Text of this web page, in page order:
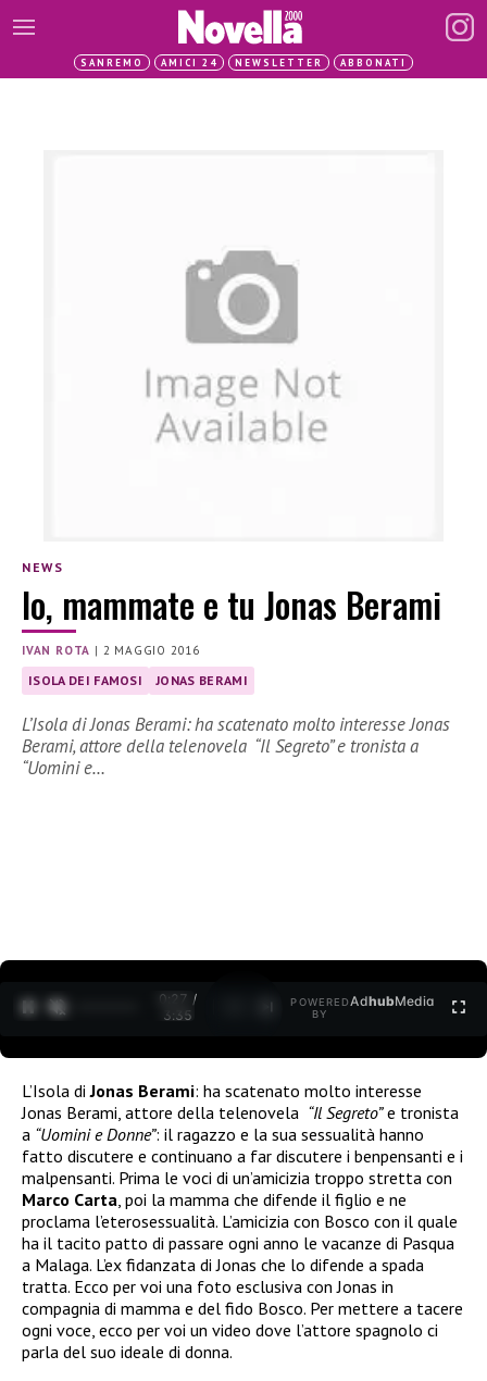
SANREMO AMICI 24 NEWSLETTER ABBONATI
NEWS
Io, mammate e tu Jonas Berami
IVAN ROTA | 2 MAGGIO 2016
ISOLA DEI FAMOSI JONAS BERAMI
L’Isola di Jonas Berami: ha scatenato molto interesse Jonas
Berami, attore della telenovela “Il Segreto” e tronista a
“Uomini e…
0:27 /
3:35
POWERED
BY
AdhubMedia
L’Isola di Jonas Berami: ha scatenato molto interesse
Jonas Berami, attore della telenovela “Il Segreto”e tronista
a “Uomini e Donne”: il ragazzo e la sua sessualità hanno
fatto discutere e continuano a far discutere i benpensanti e i
malpensanti. Prima le voci di un’amicizia troppo stretta con
Marco Carta , poi la mamma che difende il figlio e ne
proclama l’eterosessualità. L’amicizia con Bosco con il quale
ha il tacito patto di passare ogni anno le vacanze di Pasqua
a Malaga. L’ex fidanzata di Jonas che lo difende a spada
tratta. Ecco per voi una foto esclusiva con Jonas in
compagnia di mamma e del fido Bosco. Per mettere a tacere
ogni voce, ecco per voi un video dove l’attore spagnolo ci
parla del suo ideale di donna.